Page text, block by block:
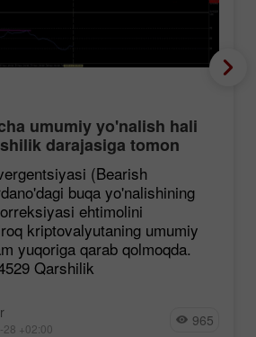
umumiy yo'nalish hali
darajasiga tomon
garchi korreksiya
bo'lsa ham.(Bearish
buqa yo'nalishining
ehtimolini
kriptovalyutaning umumiy
yuqoriga qarab qolmoqda.
Qarshilik
+02:00 965